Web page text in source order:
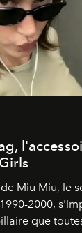
Miu Miu, le
2000,
que